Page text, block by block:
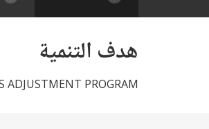
هدف التنمية
PROGRAM.